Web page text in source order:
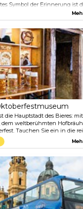
Symbol der Erinnerung ist
als Ort des
konzipiert. Es steht am
Hauses“, der ehemaligen
der Nationalsozialistischen
(NSDAP) in
ist es, die Geschichte der
Diktatur in einem
und globalen Rahmen
Eintritt in das Museum ist
die Hauptstadt des Bieres:
dem weltberühmten
Tauchen Sie ein in die
Bieres, von seinen
Völkerwanderung bis hin zu
von 1516. Das
eines traditionellen
Auch das Oktoberfest hat
Es begann als
von Ludwig I. mit
Sachsen-Hildburghausen. Im
es sich zum größten Volksfest